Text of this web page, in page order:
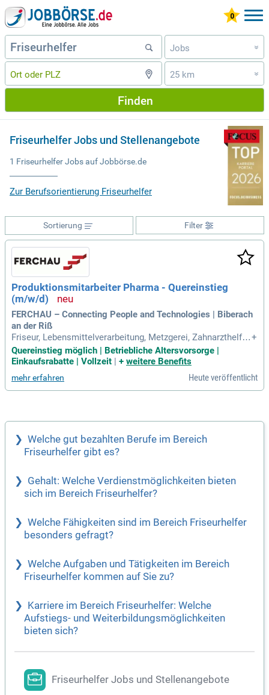
Jobs »
25 km »
Finden
Friseurhelfer Jobs und Stellenangebote
1 Friseurhelfer Jobs auf Jobbörse.de
Zur Berufsorientierung Friseurhelfer
Filter
Sortierung
Produktionsmitarbeiter Pharma - Quereinstieg
(m/w/d)
FERCHAU – Connecting People and Technologies | Biberach
an der Riß
Friseur, Lebensmittelverarbeitung, Metzgerei, Zahnarzthelfe
r:in, Arzthelfer:in, PTA, CTA) oder aus der Pharma Branche m
it; Pharmazeutisches Grundverständnis, aseptisches Know-h
aft zum vollkontinuierlichen
+
Quereinstieg möglich | Betriebliche Altersvorsorge |
Einkaufsrabatte | Vollzeit | + weitere Benefits
mehr erfahren Heute veröffentlicht
Welche gut bezahlten Berufe im Bereich
Friseurhelfer gibt es?
Gehalt: Welche Verdienstmöglichkeiten bieten
sich im Bereich Friseurhelfer?
Welche Fähigkeiten sind im Bereich Friseurhelfer
besonders gefragt?
Welche Aufgaben und Tätigkeiten im Bereich
Friseurhelfer kommen auf Sie zu?
Karriere im Bereich Friseurhelfer: Welche
Aufstiegs- und Weiterbildungsmöglichkeiten
bieten sich?
Friseurhelfer Jobs und Stellenangebote